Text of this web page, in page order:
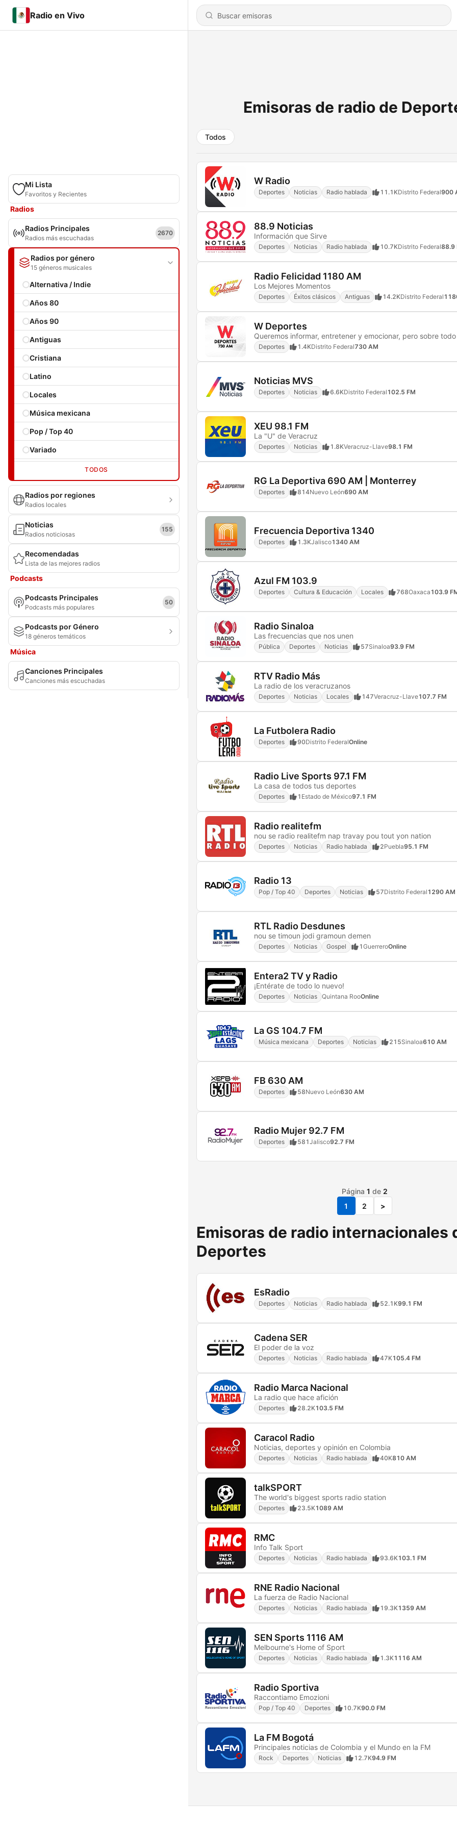
Radio en Vivo
Mi Lista
Favoritos y Recientes
Radios
Radios Principales
Radios más escuchadas
2670
Radios por género
15 géneros musicales
Alternativa / Indie
Años 80
Años 90
Antiguas
Cristiana
Latino
Locales
Música mexicana
Pop / Top 40
Variado
TODOS
Radios por regiones
Radios locales
Noticias
Radios noticiosas
155
Recomendadas
Lista de las mejores radios
Podcasts
Podcasts Principales
Podcasts más populares
50
Podcasts por Género
18 géneros temáticos
Música
Canciones Principales
Canciones más escuchadas
Emisoras de radio de
Todos
W Radio
Deportes Noticias Radio hablada 11.1KDistrito Federal900
88.9 Noticias
Información que Sirve
Deportes Noticias Radio hablada 10.7KDistrito Federal88.9
Radio Felicidad 1180 AM
Los Mejores Momentos
Deportes Éxitos clásicos Antiguas 14.2KDistrito Federal
W Deportes
Deportes 1.4KDistrito Federal730 AM
Noticias MVS
Deportes Noticias 6.6KDistrito Federal102.5 FM
XEU 98.1 FM
La "U" de Veracruz
Deportes Noticias 1.8KVeracruz-Llave98.1 FM
RG La Deportiva 690 AM | Monterrey
Deportes 814Nuevo León690 AM
Frecuencia Deportiva 1340
Deportes 1.3KJalisco1340 AM
Azul FM 103.9
Deportes Cultura & Educación Locales 768Oaxaca103.9
Radio Sinaloa
Las frecuencias que nos unen
Pública Deportes Noticias 57Sinaloa93.9 FM
RTV Radio Más
La radio de los veracruzanos
Deportes Noticias Locales 147Veracruz-Llave107.7 FM
La Futbolera Radio
Deportes 90Distrito FederalOnline
Radio Live Sports 97.1 FM
La casa de todos tus deportes
Deportes 1 Estado de México97.1 FM
Radio realitefm
nou se radio realitefm nap travay pou tout yon nation
Deportes Noticias Radio hablada 2Puebla95.1 FM
Radio 13
Pop / Top 40 Deportes Noticias 57Distrito Federal1290 AM
RTL Radio Desdunes
nou se timoun jodi gramoun demen
Deportes Noticias Gospel 1GuerreroOnline
Entera2 TV y Radio
¡Entérate de todo lo nuevo!
Deportes Noticias Quintana RooOnline
La GS 104.7 FM
Música mexicana Deportes Noticias 215Sinaloa610 AM
FB 630 AM
Deportes 58Nuevo León630 AM
Radio Mujer 92.7 FM
Deportes 581Jalisco92.7 FM
Página 1 de 2
1
2 >
Emisoras de radio internacionales
Deportes
EsRadio
Deportes Noticias Radio hablada 52.1K99.1 FM
Cadena SER
El poder de la voz
Deportes Noticias Radio hablada 47K105.4 FM
Radio Marca Nacional
La radio que hace afición
Deportes 28.2K103.5 FM
Caracol Radio
Noticias, deportes y opinión en Colombia
Deportes Noticias Radio hablada 40K810 AM
talkSPORT
The world's biggest sports radio station
Deportes 23.5K1089 AM
RMC
Info Talk Sport
Deportes Noticias Radio hablada 93.6K103.1 FM
RNE Radio Nacional
La fuerza de Radio Nacional
Deportes Noticias Radio hablada 19.3K1359 AM
SEN Sports 1116 AM
Melbourne's Home of Sport
Deportes Noticias Radio hablada 1.3K1116 AM
Radio Sportiva
Raccontiamo Emozioni
Pop / Top 40 Deportes 10.7K90.0 FM
La FM Bogotá
Principales noticias de Colombia y el Mundo en la FM
Rock Deportes Noticias 12.7K94.9 FM